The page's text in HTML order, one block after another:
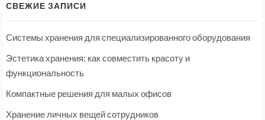
СВЕЖИЕ ЗАПИСИ
Системы хранения для специализированного оборудования
Эстетика хранения: как совместить красоту и
функциональность
Компактные решения для малых офисов
Хранение личных вещей сотрудников